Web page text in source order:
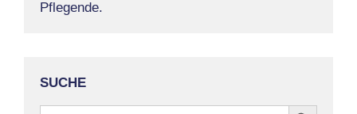
Pflegende.
SUCHE
Search Button